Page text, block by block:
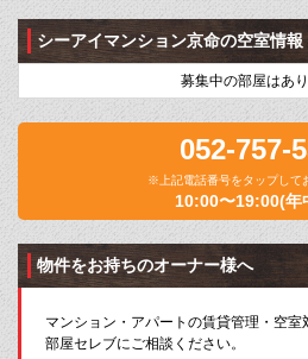
シーアイマンション京命の空室情報
募集中の部屋はあ
052-757-
※上記電話番号をタップして
10:00〜19:00(年
物件をお持ちのオーナー様へ
マンション・アパートの賃貸管理・空室
部屋セレブにご相談ください。